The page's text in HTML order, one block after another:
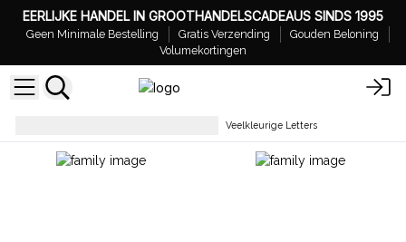
EERLIJKE HANDEL IN GROOTHANDELSCADEAUS SINDS 1995
Geen Minimale Bestelling Gratis Verzending
Gouden Beloning
Volumekortingen
Veelkleurige Letters